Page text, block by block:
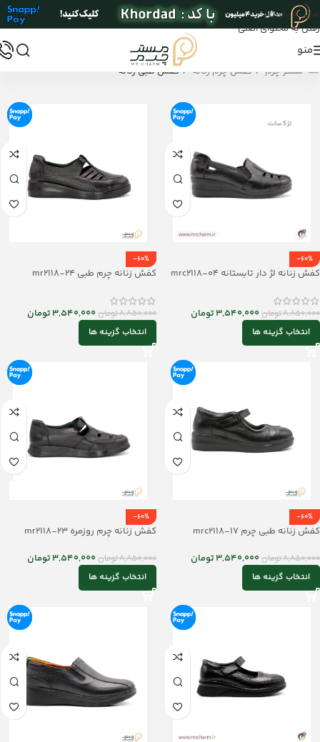
عبور به ناوبری
رفتن به محتوای اصلی
منو
مستر چرم / کفش چرم زنانه /کفش طبی زنانه
-60%
کفش زنانه لژ دار تابستانه mrc2118-04
8,850,000تومان3,540,000تومان
انتخاب گزینه ها
-60%
کفش زنانه چرم طبی mr2118-24
8,850,000تومان3,540,000تومان
انتخاب گزینه ها
-60%
کفش زنانه طبی چرم mrc2118-17
8,850,000تومان3,540,000تومان
انتخاب گزینه ها
-60%
کفش زنانه چرم روزمره mr2118-23
8,850,000تومان3,540,000تومان
انتخاب گزینه ها